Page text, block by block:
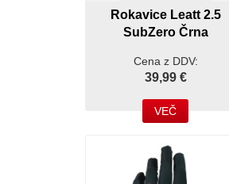
Rokavice Leatt 2.5
SubZero Črna
Cena z DDV:
39,99 €
VEČ